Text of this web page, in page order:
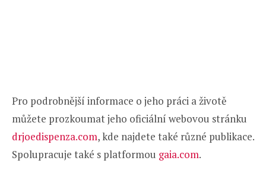
Pro podrobnější informace o jeho práci a životě
můžete prozkoumat jeho oficiální webovou stránku
drjoedispenza.com, kde najdete také různé publikace.
Spolupracuje také s platformou gaia.com.